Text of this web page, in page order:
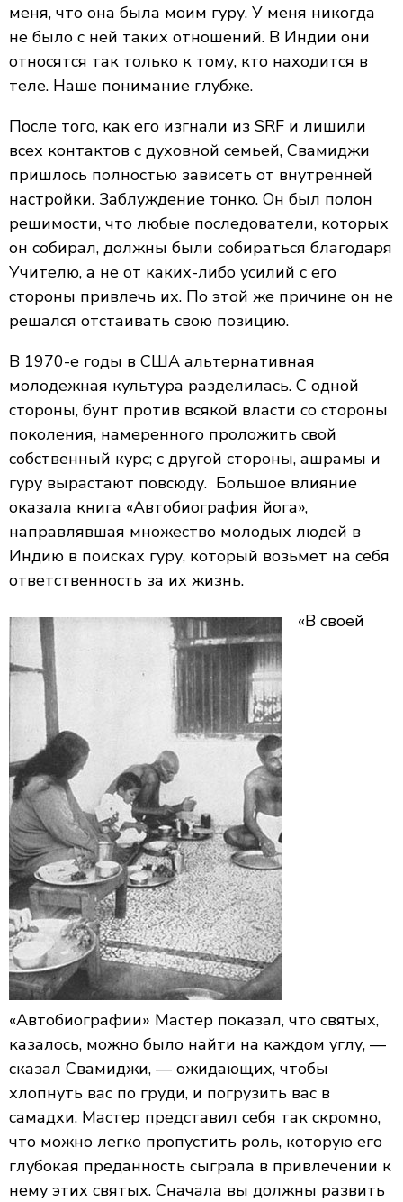
меня, что она была моим гуру. У меня никогда
не было с ней таких отношений. В Индии они
относятся так только к тому, кто находится в
теле. Наше понимание глубже.
После того, как его изгнали из SRF и лишили
всех контактов с духовной семьей, Свамиджи
пришлось полностью зависеть от внутренней
настройки. Заблуждение тонко. Он был полон
решимости, что любые последователи, которых
он собирал, должны были собираться благодаря
Учителю, а не от каких-либо усилий с его
стороны привлечь их. По этой же причине он не
решался отстаивать свою позицию.
В 1970-е годы в США альтернативная
молодежная культура разделилась. С одной
стороны, бунт против всякой власти со стороны
поколения, намеренного проложить свой
собственный курс; с другой стороны, ашрамы и
гуру вырастают повсюду. Большое влияние
оказала книга «Автобиография йога»,
направлявшая множество молодых людей в
Индию в поисках гуру, который возьмет на себя
ответственность за их жизнь.
«В своей
«Автобиографии» Мастер показал, что святых,
казалось, можно было найти на каждом углу, —
сказал Свамиджи, — ожидающих, чтобы
хлопнуть вас по груди, и погрузить вас в
самадхи. Мастер представил себя так скромно,
что можно легко пропустить роль, которую его
глубокая преданность сыграла в привлечении к
нему этих святых. Сначала вы должны развить